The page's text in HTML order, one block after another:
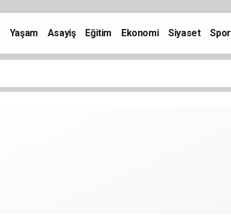
Yaşam Asayiş Eğitim Ekonomi Siyaset Spor